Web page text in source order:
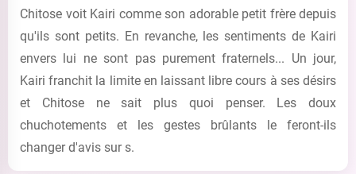
Chitose voit Kairi comme son adorable petit frère depuis
qu'ils sont petits. En revanche, les sentiments de Kairi
envers lui ne sont pas purement fraternels... Un jour,
Kairi franchit la limite en laissant libre cours à ses désirs
et Chitose ne sait plus quoi penser. Les doux
chuchotements et les gestes brûlants le feront-ils
changer d'avis sur s.